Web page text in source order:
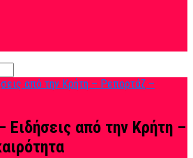
Ειδήσεις από την Κρήτη –